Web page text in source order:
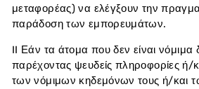
μεταφορέας) να ελέγξουν την
παράδοση των εμπορευμάτων.
II Εάν τα άτομα που δεν είναι νόμιμα
παρέχοντας ψευδείς πληροφορίες ή/
των νόμιμων κηδεμόνων τους ή/και